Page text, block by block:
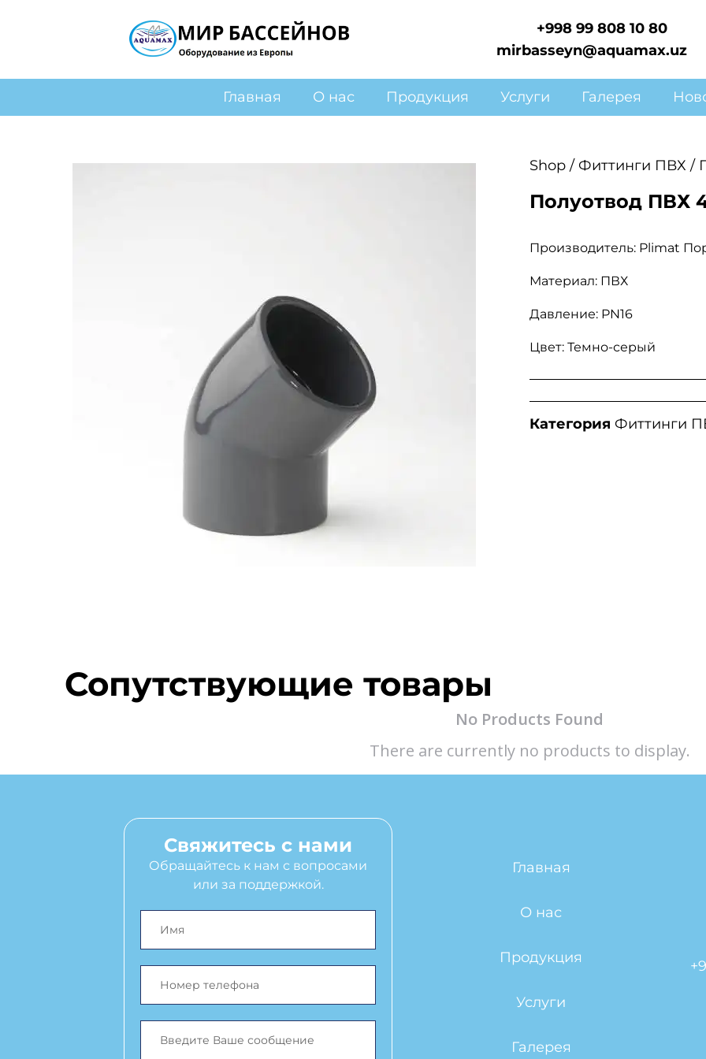
+998 99 808 10 80
mirbasseyn@aquamax.uz
Главная О нас Продукция Услуги Галерея
Shop / Фиттинги ПВХ /
Полуотвод ПВХ
Производитель: Plimat
Материал: ПВХ
Давление: PN16
Цвет: Темно-серый
Категория Фиттинги
Сопутствующие товары
No Products Found
There are currently no products to display.
Свяжитесь с нами
Обращайтесь к нам с вопросами
или за поддержкой.
Главная
О нас
Продукция
Услуги
Галерея